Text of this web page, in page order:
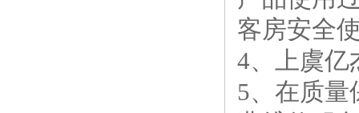
客房安全
4、上虞亿
5、在质量